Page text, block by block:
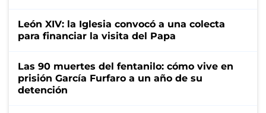
León XIV: la Iglesia convocó a una colecta
para financiar la visita del Papa
Las 90 muertes del fentanilo: cómo vive en
prisión García Furfaro a un año de su
detención